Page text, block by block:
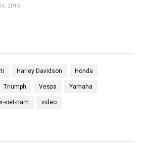
2015
Harley Davidson Honda
Triumph Vespa Yamaha
viet-nam video